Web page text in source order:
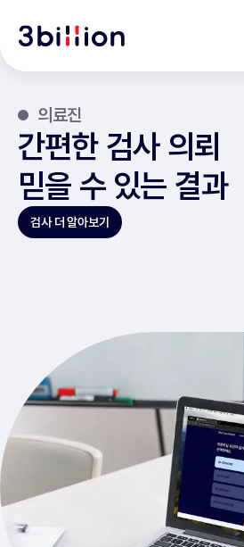
의료진
간편한 검사 의뢰
믿을 수 있는 결과
검사 더 알아보기